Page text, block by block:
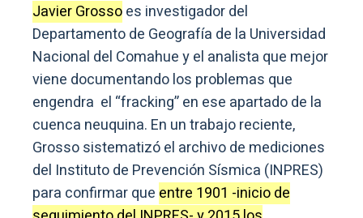
Javier Grossoes investigador del
Departamento de Geografía de la Universidad
Nacional del Comahue y el analista que mejor
viene documentando los problemas que
engendra el “fracking” en ese apartado de la
cuenca neuquina. En un trabajo reciente,
Grosso sistematizó el archivo de mediciones
del Instituto de Prevención Sísmica (INPRES)
para confirmar que entre 1901 -inicio de